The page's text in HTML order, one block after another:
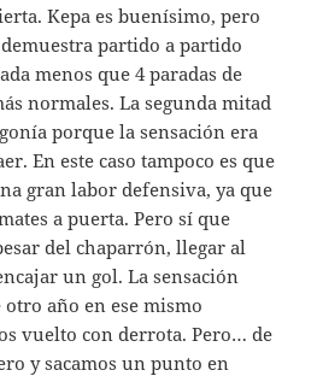
Kepa es buenísimo, pero
partido a partido
menos que 4 paradas de
normales. La segunda mitad
porque la sensación era
En este caso tampoco es que
gran labor defensiva, ya que
a puerta. Pero sí que
del chaparrón, llegar al
un gol. La sensación
año en ese mismo
vuelto con derrota. Pero… de
y sacamos un punto en